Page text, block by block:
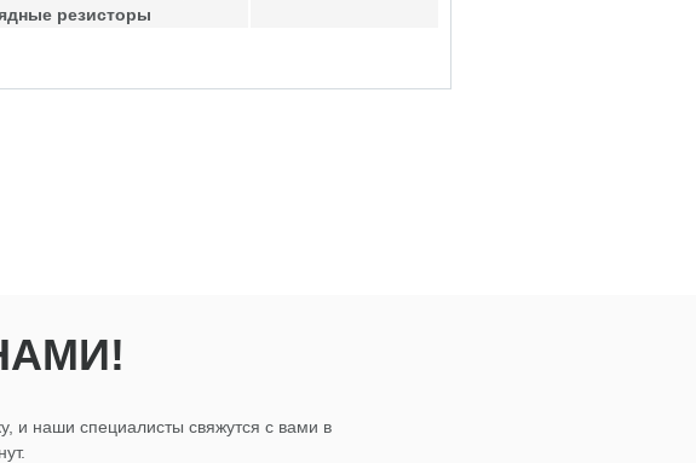
резисторы
и наши специалисты свяжутся с вами в